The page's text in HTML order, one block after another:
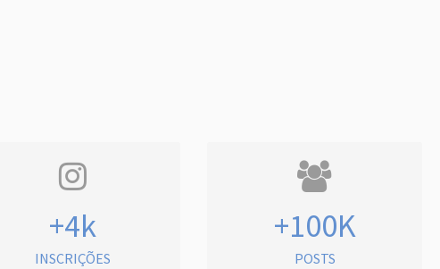
+4k
INSCRIÇÕES
+100K
POSTS